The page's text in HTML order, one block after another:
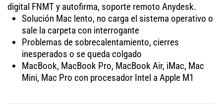
digital FNMT y autofirma, soporte remoto Anydesk.
Solución Mac lento, no carga el sistema operativo o
sale la carpeta con interrogante
Problemas de sobrecalentamiento, cierres
inesperados o se queda colgado
MacBook, MacBook Pro, MacBook Air, iMac, Mac
Mini, Mac Pro con procesador Intel a Apple M1